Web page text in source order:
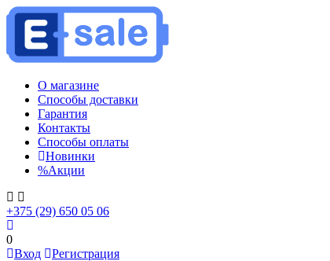
О магазине
Способы доставки
Гарантия
Контакты
Способы оплаты
Новинки
%Акции
+375 (29) 650 05 06
0
Вход
Регистрация